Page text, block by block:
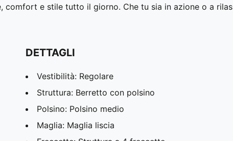
e stile tutto il giorno. Che tu sia in azione o a
DETTAGLI
Vestibilità: Regolare
Struttura: Berretto con polsino
Polsino: Polsino medio
Maglia: Maglia liscia